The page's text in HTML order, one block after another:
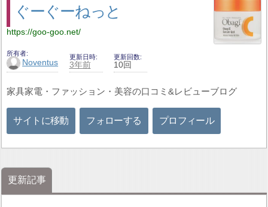
ぐーぐーねっと
https://goo-goo.net/
所有者
Noventus
更新日時
3年前
更新回数
10回
家具家電・ファッション・美容の口コミ&レビューブログ
サイトに移動 フォローする プロフィール
更新記事